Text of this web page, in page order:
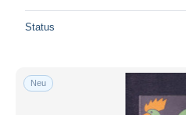
Status
Neu